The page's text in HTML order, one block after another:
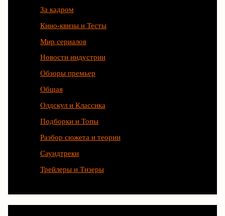
За кадром
Кино-квизы и Тесты
Мир сериалов
Новости индустрии
Обзоры премьер
Общая
Олдскул и Классика
Подборки и Топы
Разбор сюжета и теории
Саундтреки
Трейлеры и Тизеры